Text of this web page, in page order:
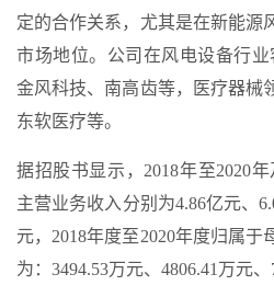
定的合作关系，尤其是在新能源
市场地位。公司在风电设备行业
金风科技、南高齿等，医疗器械
东软医疗等。
据招股书显示，2018年至2020
主营业务收入分别为4.86亿元、
元，2018年度至2020年度归属于
为：3494.53万元、4806.41万元、